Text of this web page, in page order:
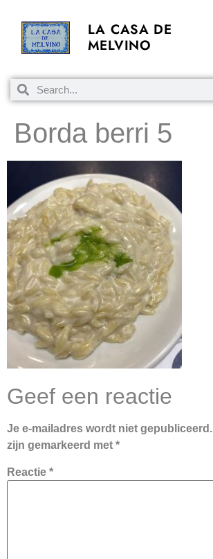
LA CASA DE
MELVINO
Borda berri 5
Geef een reactie
Je e-mailadres wordt niet gepubliceerd.
zijn gemarkeerd met *
Reactie *